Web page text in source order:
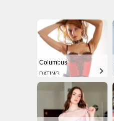
Columbus
DATING